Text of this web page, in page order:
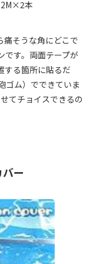
2M×2本
痛そうな角にどこで
です。両面テープが
する箇所に貼るだ
ゴム）でできていま
てチョイスできるの
ー